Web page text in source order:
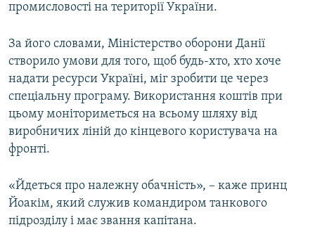
промисловості на території України.
За його словами, Міністерство оборони Данії
створило умови для того, щоб будь-хто, хто хоче
надати ресурси Україні, міг зробити це через
спеціальну програму. Використання коштів при
цьому моніториметься на всьому шляху від
виробничих ліній до кінцевого користувача на
фронті.
«Йдеться про належну обачність», – каже принц
Йоакім, який служив командиром танкового
підрозділу і має звання капітана.